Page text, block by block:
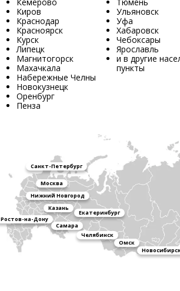
Киров
Краснодар
Красноярск
Курск
Липецк
Магнитогорск
Махачкала
Набережные Челны
Новокузнецк
Оренбург
Пенза
Ульяновск
Уфа
Хабаровск
Чебоксары
Ярославль
и в другие
пункты
Санкт-Петербург
Москва
Нижний Новгород
Казань
Екатеринбург
Ростов-на-Дону
Самара
Челябинск
Омск